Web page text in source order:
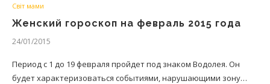
Світ мами
Женский гороскоп на февраль 2015 года
24/01/2015
Период с 1 до 19 февраля пройдет под знаком Водолея. Он
будет характеризоваться событиями, нарушающими зону…